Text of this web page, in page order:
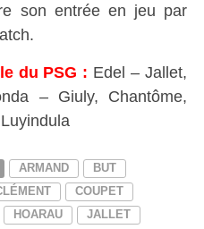
son entrée en jeu par
du PSG : Edel – Jallet,
– Giuly, Chantôme,
ARMAND
BUT
COUPET
HOARAU JALLET